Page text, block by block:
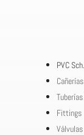
PVC
Cañerías
Fittings
Válvulas